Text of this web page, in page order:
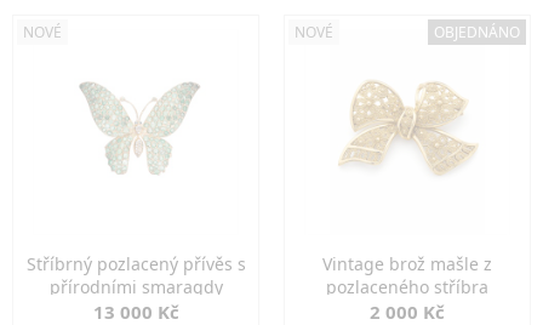
NOVÉ
Stříbrný pozlacený přívěs s
přírodními smaragdy
13 000 Kč
NOVÉ OBJEDNÁNO
Vintage brož mašle z
pozlaceného stříbra
2 000 Kč